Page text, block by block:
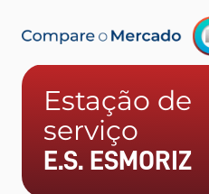
Estação de
serviço
E.S. ESMORIZ